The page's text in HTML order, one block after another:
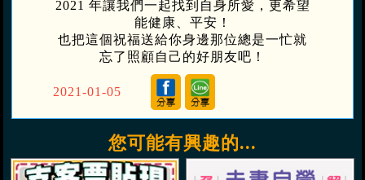
2021 年讓我們一起找到自身所愛，更希望
能健康、平安！
也把這個祝福送給你身邊那位總是一忙就
忘了照顧自己的好朋友吧！
2021-01-05
您可能有興趣的...